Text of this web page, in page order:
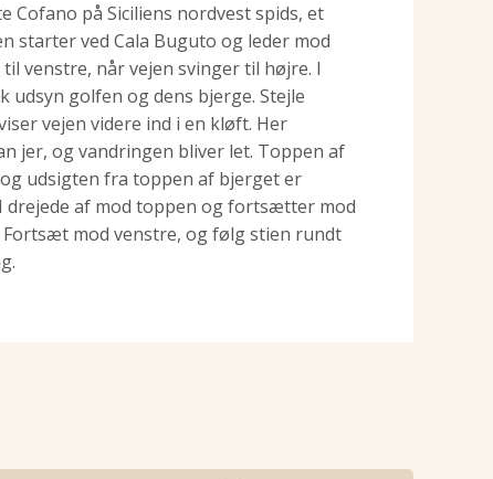
på Siciliens nordvest spids, et
starter ved Cala Buguto og leder mod
venstre, når vejen svinger til højre. I
golfen og dens bjerge. Stejle
vejen videre ind i en kløft. Her
jer, og vandringen bliver let. Toppen af
udsigten fra toppen af bjerget er
drejede af mod toppen og fortsætter mod
mod venstre, og følg stien rundt